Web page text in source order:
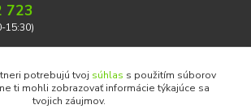
723
15:30)
potrebujú tvoj súhlas s použitím súborov
ti mohli zobrazovať informácie týkajúce sa
tvojich záujmov.